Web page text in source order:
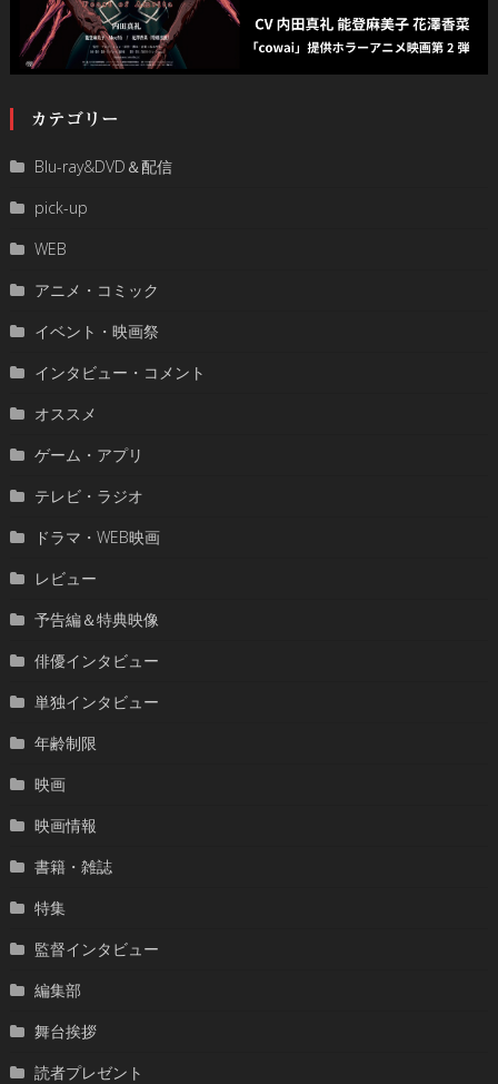
カテゴリー
Blu-ray&DVD＆配信
pick-up
WEB
アニメ・コミック
イベント・映画祭
インタビュー・コメント
オススメ
ゲーム・アプリ
テレビ・ラジオ
ドラマ・WEB映画
レビュー
予告編＆特典映像
俳優インタビュー
単独インタビュー
年齢制限
映画
映画情報
書籍・雑誌
特集
監督インタビュー
編集部
舞台挨拶
読者プレゼント